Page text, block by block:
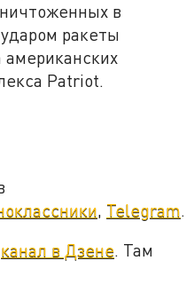
в
ракеты
Patriot.
Telegram
канал в Дзене. Там